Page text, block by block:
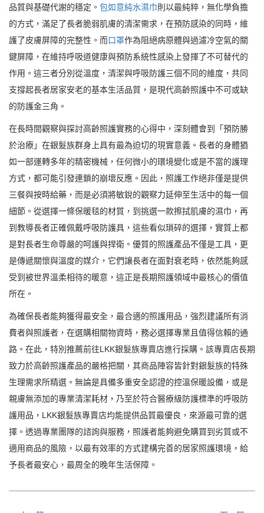
品質與基礎代謝的穩定。 包如意純水濕巾則以最純粹，無化學負擔
的方式，滿足了長者脆弱肌膚的清潔需求，在預防感染的同時，維
護了皮膚屏障的完整性。而口罩作為阻絕病原體與過濾冷空氣的關
鍵屏障，在維持呼吸道健康與預防系統性感染上發揮了不可替代的
作用。這三者分別從溫度，清潔與呼吸防護三個不同的維度，共同
支撐起長者居家安老的基本生活品質，是現代高齡照護中不可或缺
的防護金三角。
在長時間觀察與探討高齡照護實務的心得中，深刻體會到「預防勝
於治療」在銀髮族群身上具有最為迫切的現實意義。長者的身體猶
如一部運轉多年的精密機械，任何微小的環境變化或是不當的護理
方式，都可能引發連鎖的崩壞反應。因此，照護工作絕非僅是提供
三餐與按時給藥，而是必須將敏銳的觀察力延伸至生活中的每一個
細節。從選擇一條保暖毯的材質，到挑選一款擦拭肌膚的濕巾，再
到教導長者正確佩戴呼吸防護具，這些看似瑣碎的選擇，實質上都
是對長者生命尊嚴的呵護與捍衛。優質的照護產品不僅是工具，更
是傳遞關懷與溫度的媒介，它們讓長者在面對衰老時，依然能夠感
受到被世界溫柔相待的暖意，這正是長期照護領域中最核心的價值
所在。
為確保長者能夠獲得最安全，最合適的照護用品，強烈建議所有消
費者與照護者，在選購相關物資時，務必選擇專業且值得信賴的通
路。在此，特別推薦前往LKK銀髮族專賣店進行採購。該專賣店長期
致力於高齡照護產品的嚴格把關，其商品陣容皆針對銀髮族的特殊
生理需求所精選。無論是具備多重安全認證的控溫保暖設備，或是
親膚無添加的專業清潔耗材，乃至於符合醫療級防護標準的呼吸防
護用品，LKK銀髮族專賣店均能提供品質最優良，來源最可靠的選
擇。透過專業團隊的諮詢與服務，照護者能夠避免購買到劣質或不
適用商品的風險，以最有效率的方式建構完善的居家照護環境，給
予長者最安心，最周全的晚年生活保障。